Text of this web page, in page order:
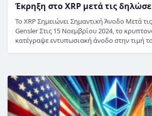
Έκρηξη στο XRP μετά τις
Το XRP Σημειώνει Σημαντική Άνοδο Μετά
Gensler Στις 15 Νοεμβρίου 2024, το
κατέγραψε εντυπωσιακή άνοδο στην τιμή